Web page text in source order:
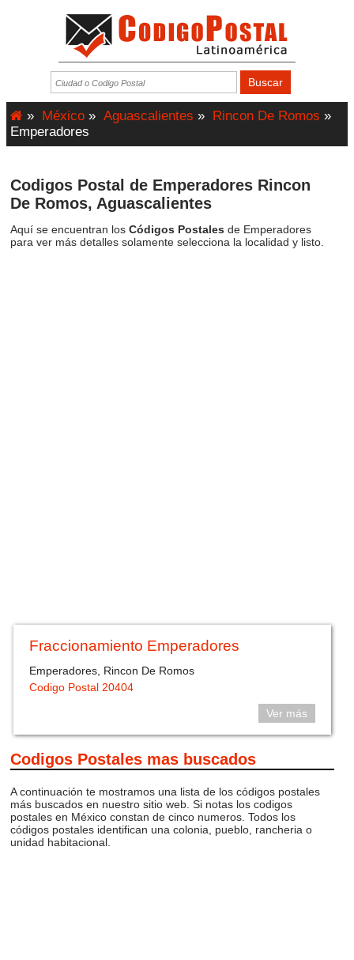
» México » Aguascalientes » Rincon De Romos »
Emperadores
Codigos Postal de Emperadores Rincon
De Romos, Aguascalientes
Aquí se encuentran los Códigos Postales de Emperadores
para ver más detalles solamente selecciona la localidad y listo.
Fraccionamiento Emperadores
Emperadores, Rincon De Romos
Codigo Postal 20404
Ver más
Codigos Postales mas buscados
A continuación te mostramos una lista de los códigos postales
más buscados en nuestro sitio web. Si notas los codigos
postales en México constan de cinco numeros. Todos los
códigos postales identifican una colonia, pueblo, rancheria o
unidad habitacional.